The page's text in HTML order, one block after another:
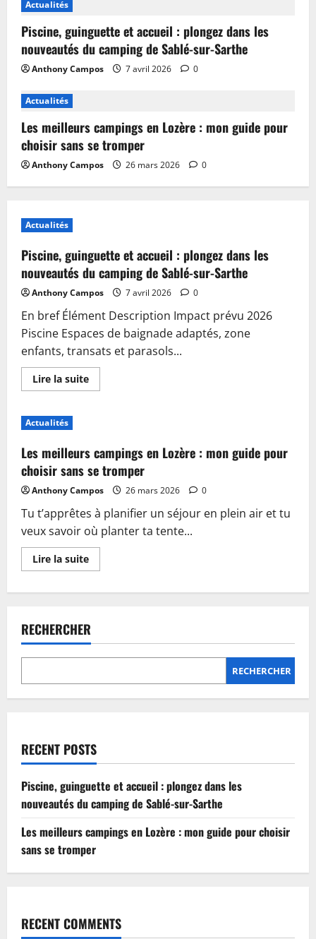
Actualités
Piscine, guinguette et accueil : plongez dans les
nouveautés du camping de Sablé-sur-Sarthe
Anthony Campos 7 avril 2026 0
Actualités
Les meilleurs campings en Lozère : mon guide pour
choisir sans se tromper
Anthony Campos 26 mars 2026 0
Actualités
Piscine, guinguette et accueil : plongez dans les
nouveautés du camping de Sablé-sur-Sarthe
Anthony Campos 7 avril 2026 0
En bref Élément Description Impact prévu 2026
Piscine Espaces de baignade adaptés, zone
enfants, transats et parasols...
Lire la suiteEn
savoir
accueil
:
plongez
dans
les
nouveautés
du
camping
de
Sablé-
sur-
Sarthe
Actualités
Les meilleurs campings en Lozère : mon guide pour
choisir sans se tromper
Anthony Campos 26 mars 2026 0
Tu t’apprêtes à planifier un séjour en plein air et tu
veux savoir où planter ta tente...
Lire la suiteEn
savoir
en
Lozère
:
mon
choisir
sans
RECHERCHER
RECHERCHER
RECENT POSTS
Piscine, guinguette et accueil : plongez dans les
nouveautés du camping de Sablé-sur-Sarthe
Les meilleurs campings en Lozère : mon guide pour choisir
sans se tromper
RECENT COMMENTS